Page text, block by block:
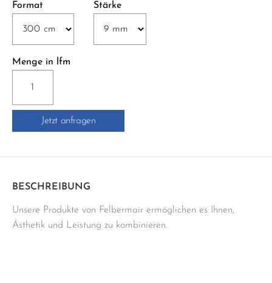
Format Stärke
Menge in lfm
RUNDKANTEN-
PROFIL
MengeJetzt anfragen
BESCHREIBUNG
Unsere Produkte von Felbermair ermöglichen es Ihnen,
Ästhetik und Leistung zu kombinieren.